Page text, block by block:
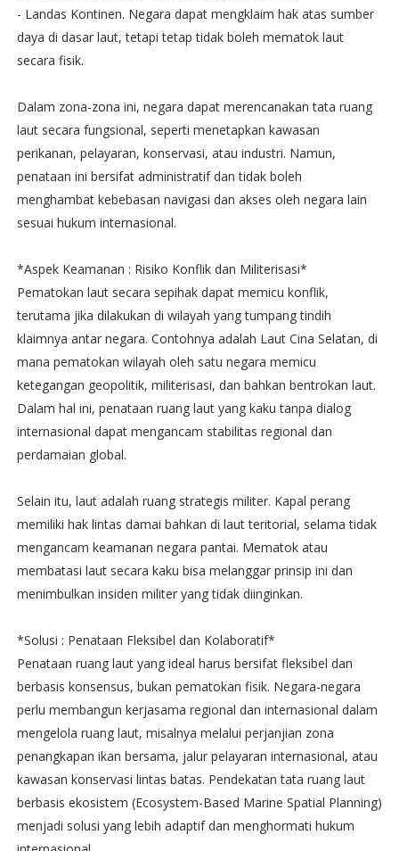
- Landas Kontinen. Negara dapat mengklaim hak atas sumber
daya di dasar laut, tetapi tetap tidak boleh mematok laut
secara fisik.
Dalam zona-zona ini, negara dapat merencanakan tata ruang
laut secara fungsional, seperti menetapkan kawasan
perikanan, pelayaran, konservasi, atau industri. Namun,
penataan ini bersifat administratif dan tidak boleh
menghambat kebebasan navigasi dan akses oleh negara lain
sesuai hukum internasional.
*Aspek Keamanan : Risiko Konflik dan Militerisasi*
Pematokan laut secara sepihak dapat memicu konflik,
terutama jika dilakukan di wilayah yang tumpang tindih
klaimnya antar negara. Contohnya adalah Laut Cina Selatan, di
mana pematokan wilayah oleh satu negara memicu
ketegangan geopolitik, militerisasi, dan bahkan bentrokan laut.
Dalam hal ini, penataan ruang laut yang kaku tanpa dialog
internasional dapat mengancam stabilitas regional dan
perdamaian global.
Selain itu, laut adalah ruang strategis militer. Kapal perang
memiliki hak lintas damai bahkan di laut teritorial, selama tidak
mengancam keamanan negara pantai. Mematok atau
membatasi laut secara kaku bisa melanggar prinsip ini dan
menimbulkan insiden militer yang tidak diinginkan.
*Solusi : Penataan Fleksibel dan Kolaboratif*
Penataan ruang laut yang ideal harus bersifat fleksibel dan
berbasis konsensus, bukan pematokan fisik. Negara-negara
perlu membangun kerjasama regional dan internasional dalam
mengelola ruang laut, misalnya melalui perjanjian zona
penangkapan ikan bersama, jalur pelayaran internasional, atau
kawasan konservasi lintas batas. Pendekatan tata ruang laut
berbasis ekosistem (Ecosystem-Based Marine Spatial Planning)
menjadi solusi yang lebih adaptif dan menghormati hukum